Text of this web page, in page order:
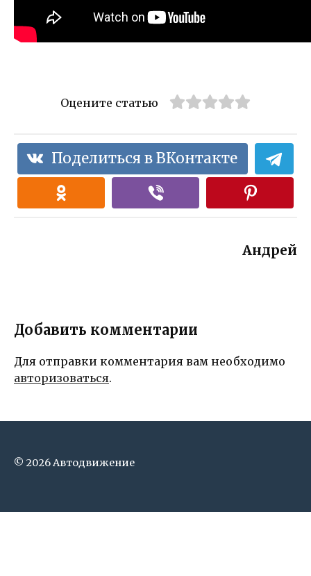
Оцените статью
Поделиться в ВКонтакте
Андрей
Добавить комментарии
Для отправки комментария вам необходимо
авторизоваться.
© 2026 Автодвижение